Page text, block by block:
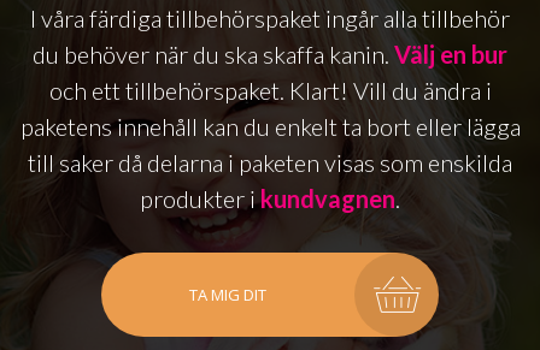
I våra färdiga tillbehörspaket ingår alla tillbehör
du behöver när du ska skaffa kanin. Välj en bur
och ett tillbehörspaket. Klart! Vill du ändra i
paketens innehåll kan du enkelt ta bort eller lägga
till saker då delarna i paketen visas som enskilda
produkter ikundvagnen.
TA MIG DIT